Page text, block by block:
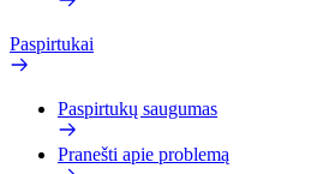
Paspirtukai
Paspirtukų saugumas
Pranešti apie problemą